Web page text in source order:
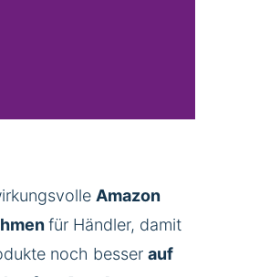
Amazon
für Händler, damit
noch besser auf